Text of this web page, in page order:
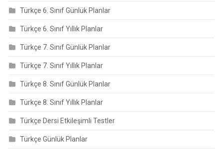
Türkçe 6. Sınıf Günlük Planlar
Türkçe 6. Sınıf Yıllık Planlar
Türkçe 7. Sınıf Günlük Planlar
Türkçe 7. Sınıf Yıllık Planlar
Türkçe 8. Sınıf Günlük Planlar
Türkçe 8. Sınıf Yıllık Planlar
Türkçe Dersi Etkileşimli Testler
Türkçe Günlük Planlar